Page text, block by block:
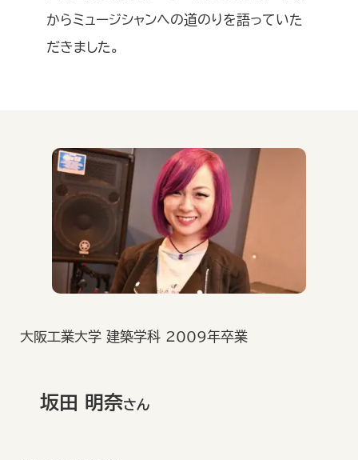
からミュージシャンへの道のりを語っていた
だきました。
大阪工業大学 建築学科 2009年卒業
坂田 明奈さん